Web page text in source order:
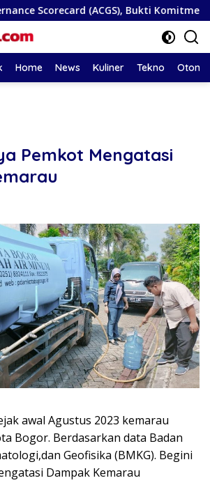
(ACGS), Bukti Komitmen Tata Kelola
Home News Kuliner Tekno
Pemkot Mengatasi
awal Agustus 2023 kemarau
Bogor. Berdasarkan data Badan
Geofisika (BMKG). Begini
Dampak Kemarau